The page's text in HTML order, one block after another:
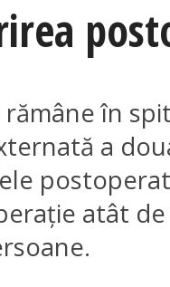
rămâne în
a
atât